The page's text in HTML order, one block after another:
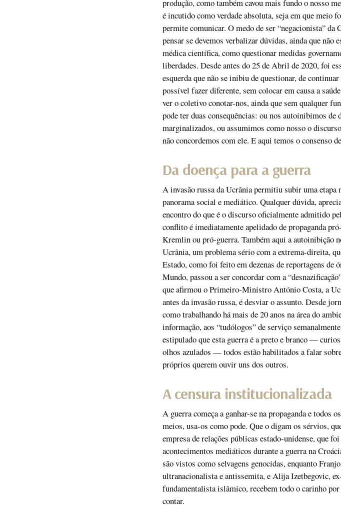
produção, como também cavou mais fundo o nosso
é incutido como verdade absoluta, seja em que meio
permite comunicar. O medo de ser “negacionista” da
pensar se devemos verbalizar dúvidas, ainda que não
médica científica, como questionar medidas
liberdades. Desde antes do 25 de Abril de 2020, foi
esquerda que não se inibiu de questionar, de
possível fazer diferente, sem colocar em causa a
ver o coletivo conotar-nos, ainda que sem qualquer
pode ter duas consequências: ou nos autoinibimos de
marginalizados, ou assumimos como nosso o
não concordemos com ele. E aqui temos o consenso
Da doença para a guerra
A invasão russa da Ucrânia permitiu subir uma etapa
panorama social e mediático. Qualquer dúvida,
encontro do que é o discurso oficialmente admitido
conflito é imediatamente apelidado de propaganda
Kremlin ou pró-guerra. Também aqui a autoinibição
Ucrânia, um problema sério com a extrema-direita,
Estado, como foi feito em dezenas de reportagens de
Mundo, passou a ser concordar com a
que afirmou o Primeiro-Ministro António Costa, a
antes da invasão russa, é desviar o assunto. Desde
como trabalhando há mais de 20 anos na área do
informação, aos “tudólogos” de serviço
estipulado que esta guerra é a preto e branco —
olhos azulados — todos estão habilitados a falar
próprios querem ouvir uns dos outros.
A censura institucionalizada
A guerra começa a ganhar-se na propaganda e todos
meios, usa-os como pode. Que o digam os sérvios,
empresa de relações públicas estado-unidense, que
acontecimentos mediáticos durante a guerra na
são vistos como selvagens genocidas, enquanto
ultranacionalista e antissemita, e Alija Izetbegovic,
fundamentalista islâmico, recebem todo o carinho
contar.